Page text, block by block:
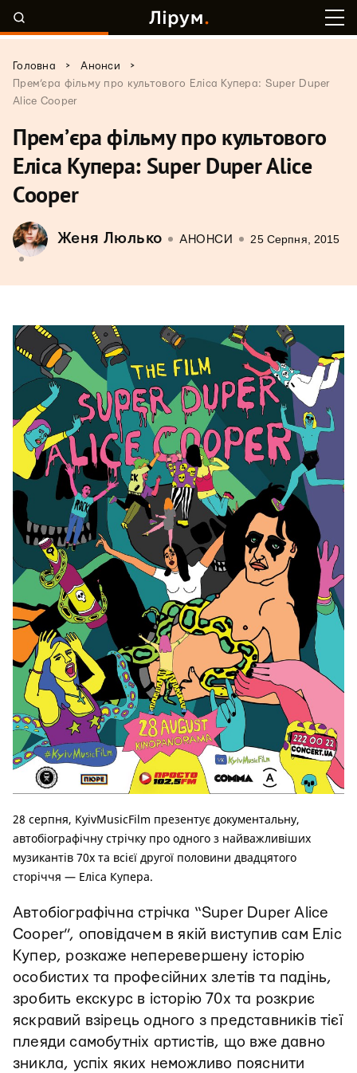
Головна > Анонси
>
Прем’єра фільму про культового Еліса Купера: Super Duper
Alice Cooper
Прем’єра фільму про культового
Еліса Купера: Super Duper Alice
Cooper
Женя Люлько АНОНСИ 25 Серпня, 2015
28 серпня, KyivMusicFilm презентує документальну,
автобіографічну стрічку про одного з найважливіших
музикантів 70х та всієї другої половини двадцятого
сторіччя — Еліса Купера.
Автобіографічна стрічка “Super Duper Alice
Cooper”, оповідачем в якій виступив сам Еліс
Купер, розкаже неперевершену історію
особистих та професійних злетів та падінь,
зробить екскурс в історію 70х та розкриє
яскравий взірець одного з представників тієї
плеяди самобутніх артистів, що вже давно
зникла, успіх яких неможливо пояснити